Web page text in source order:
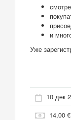
и
Уже
10 дек
14,00 €